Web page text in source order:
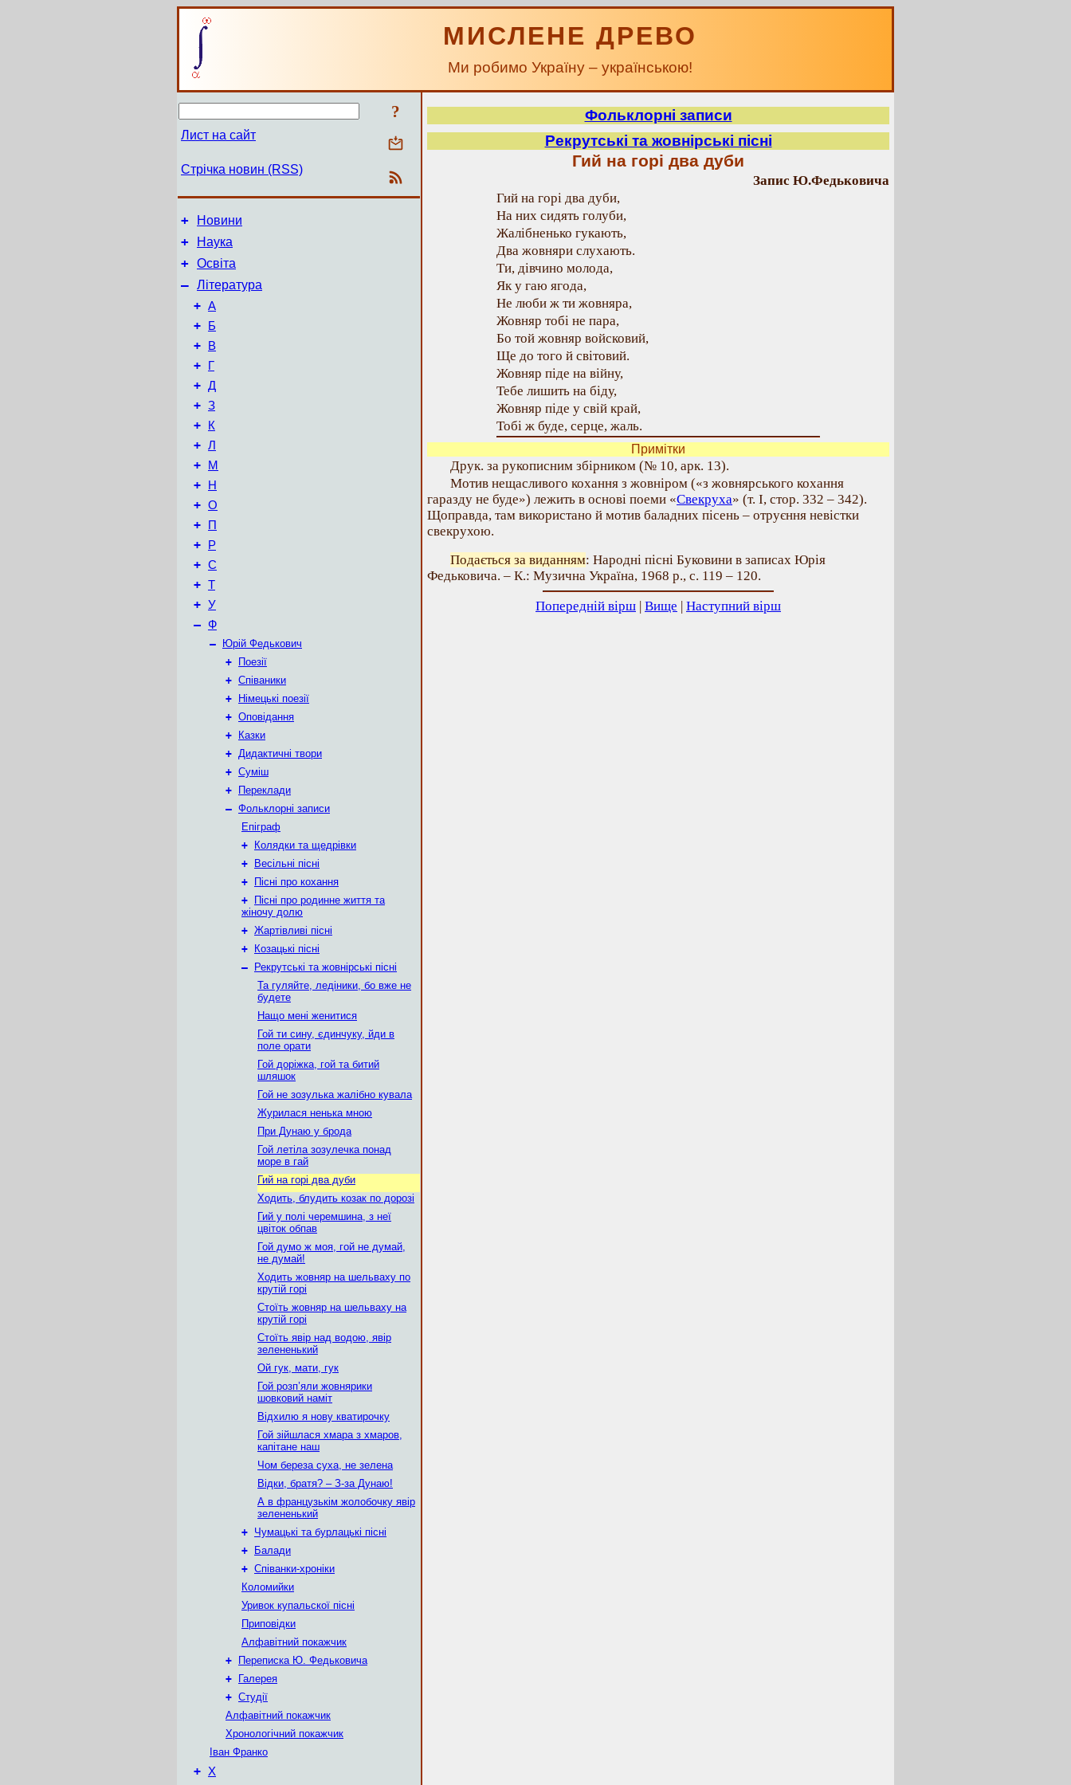
МИСЛЕНЕ ДРЕВО
Ми робимо Україну – українською!
?
Лист на сайт
Стрічка новин (RSS)
+ Новини
+ Наука
+ Освіта
– Література
+ А
+ Б
+ В
+ Г
+ Д
+ З
+ К
+ Л
+ М
+ Н
+ О
+ П
+ Р
+ С
+ Т
+ У
– Ф
–
Юрій Федькович
+
Поезії
+ Співаники
+
Німецькі поезії
+ Оповідання
+
Казки
+ Дидактичні твори
+ Суміш
+
Переклади
– Фольклорні записи
Епіграф
+
Колядки та щедрівки
+
Весільні пісні
+
Пісні про кохання
+
Пісні про родинне життя та
жіночу долю
+ Жартівливі пісні
+
Козацькі пісні
–
Рекрутські та жовнірські пісні
Та гуляйте, ледіники, бо вже не
будете
Нащо мені женитися
Гой ти сину, єдинчуку, йди в
поле орати
Гой доріжка, гой та битий
шляшок
Гой не зозулька жалібно кувала
Журилася ненька мною
При Дунаю у брода
Гой летіла зозулечка понад
море в гай
Гий на горі два дуби
Ходить, блудить козак по дорозі
Гий у полі черемшина, з неї
цвіток обпав
Гой думо ж моя, гой не думай,
не думай!
Ходить жовняр на шельваху по
крутій горі
Стоїть жовняр на шельваху на
крутій горі
Стоїть явір над водою, явір
зелененький
Ой гук, мати, гук
Гой розп’яли жовнярики
шовковий наміт
Відхилю я нову кватирочку
Гой зійшлася хмара з хмаров,
капітане наш
Чом береза суха, не зелена
Відки, братя? – З-за Дунаю!
А в французькім жолобочку явір
зелененький
+ Чумацькі та бурлацькі пісні
+
Балади
+ Співанки-хроніки
Коломийки
Уривок купальскої пісні
Приповідки
Алфавітний покажчик
+
Переписка Ю. Федьковича
+
Галерея
+ Студії
Алфавітний покажчик
Хронологічний покажчик
Іван Франко
+ Х
Фольклорні записи
Рекрутські та жовнірські пісні
Гий на горі два дуби
Запис Ю.Федьковича
Гий на горі два дуби,
На них сидять голуби,
Жалібненько гукають,
Два жовняри слухають.
Ти, дівчино молода,
Як у гаю ягода,
Не люби ж ти жовняра,
Жовняр тобі не пара,
Бо той жовняр войсковий,
Ще до того й світовий.
Жовняр піде на війну,
Тебе лишить на біду,
Жовняр піде у свій край,
Тобі ж буде, серце, жаль.
Примітки
Друк. за рукописним збірником (№ 10, арк. 13).
Мотив нещасливого кохання з жовніром («з жовнярського кохання
гаразду не буде») лежить в основі поеми «Свекруха» (т. І, стор. 332 – 342).
Щоправда, там використано й мотив баладних пісень – отруєння невістки
свекрухою.
Подається за виданням: Народні пісні Буковини в записах Юрія
Федьковича. – К.: Музична Україна, 1968 р., с. 119 – 120.
Попередній вірш | Вище | Наступний вірш